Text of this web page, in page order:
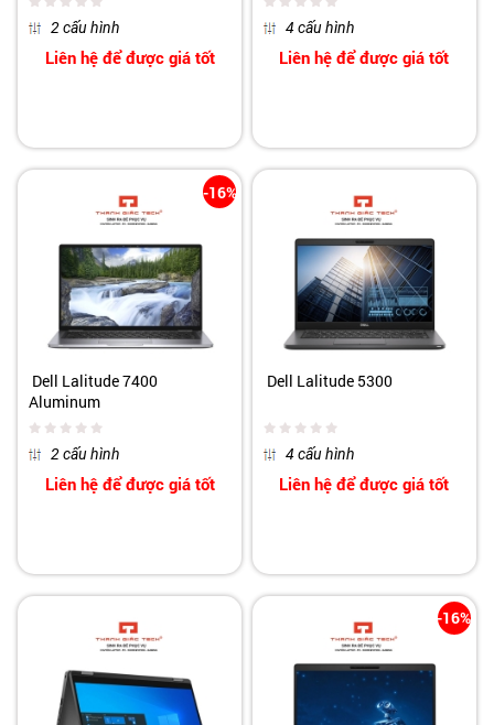
2 cấu hình
Liên hệ để được giá tốt
4 cấu hình
Liên hệ để được giá tốt
-16%
Dell Lalitude 7400
Aluminum
2 cấu hình
Liên hệ để được giá tốt
Dell Lalitude 5300
4 cấu hình
Liên hệ để được giá tốt
-16%